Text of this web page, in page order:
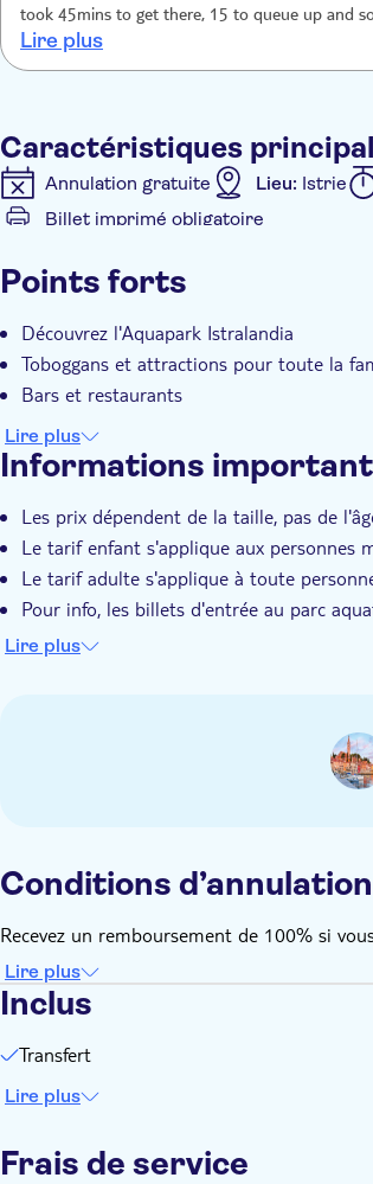
took 45mins to get there, 15 to queue up and
longer to get changed etc so for £168 to send
is quite frankly ridiculous. Won’t book a TUI trip
Lire plus
Caractéristiques
Annulation gratuite Lieu: Istrie
Billet imprimé obligatoire
Confirmation instantanée
Points forts
Découvrez l'Aquapark Istralandia
Toboggans et attractions pour toute la
Bars et restaurants
Lire plus
Informations
Les prix dépendent de la taille, pas de
Le tarif enfant s'applique aux personnes
Le tarif adulte s'applique à toute
Pour info, les billets d'entrée au parc
Activité avec itinéraire non adapté aux
Argent pour les dépenses personnelles ou
Casiers non inclus
Lire plus
Conditions d’annulation
Recevez un remboursement de 100% si
Lire plus
Inclus
Transfert
Lire plus
Frais de service